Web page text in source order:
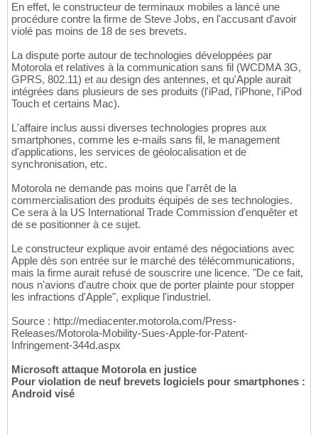
En effet, le constructeur de terminaux mobiles a lancé une
procédure contre la firme de Steve Jobs, en l'accusant d'avoir
violé pas moins de 18 de ses brevets.
La dispute porte autour de technologies développées par
Motorola et relatives à la communication sans fil (WCDMA 3G,
GPRS, 802.11) et au design des antennes, et qu'Apple aurait
intégrées dans plusieurs de ses produits (l'iPad, l'iPhone, l'iPod
Touch et certains Mac).
L'affaire inclus aussi diverses technologies propres aux
smartphones, comme les e-mails sans fil, le management
d'applications, les services de géolocalisation et de
synchronisation, etc.
Motorola ne demande pas moins que l'arrêt de la
commercialisation des produits équipés de ses technologies.
Ce sera à la US International Trade Commission d'enquêter et
de se positionner à ce sujet.
Le constructeur explique avoir entamé des négociations avec
Apple dès son entrée sur le marché des télécommunications,
mais la firme aurait refusé de souscrire une licence. "De ce fait,
nous n'avions d'autre choix que de porter plainte pour stopper
les infractions d'Apple", explique l'industriel.
Source : http://mediacenter.motorola.com/Press-
Releases/Motorola-Mobility-Sues-Apple-for-Patent-
Infringement-344d.aspx
Microsoft attaque Motorola en justice
Pour violation de neuf brevets logiciels pour smartphones :
Android visé